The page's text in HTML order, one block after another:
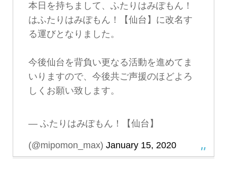
本日を持ちまして、ふたりはみぽもん！
はふたりはみぽもん！【仙台】に改名す
る運びとなりました。
今後仙台を背負い更なる活動を進めてま
いりますので、今後共ご声援のほどよろ
しくお願い致します。
— ふたりはみぽもん！【仙台】
(@mipomon_max) January 15, 2020